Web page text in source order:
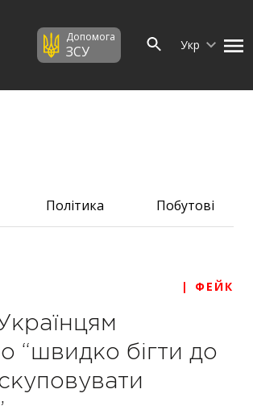
Допомога
ЗСУ Укр
Політика Побутові
| ФЕЙК
“швидко бігти до